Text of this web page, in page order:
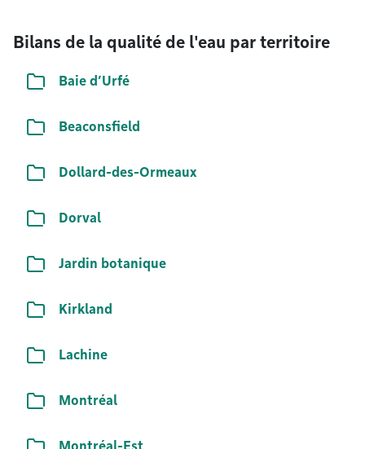
Bilans de la qualité de l'eau par territoire
Liste de documents
Baie d’Urfé
Liste de documents
Beaconsfield
Liste de documents
Dollard-des-Ormeaux
Liste de documents
Dorval
Liste de documents
Jardin botanique
Liste de documents
Kirkland
Liste de documents
Lachine
Liste de documents
Montréal
Liste de documents